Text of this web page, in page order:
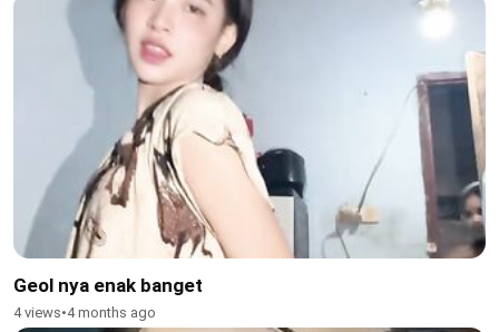
Geol nya enak banget
4 views•4 months ago